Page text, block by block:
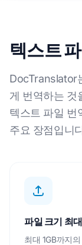
텍스트
DocTranslator
게 번역하는 것
텍스트 파일 번
주요 장점입니
파일 크기 최
최대 1GB까지